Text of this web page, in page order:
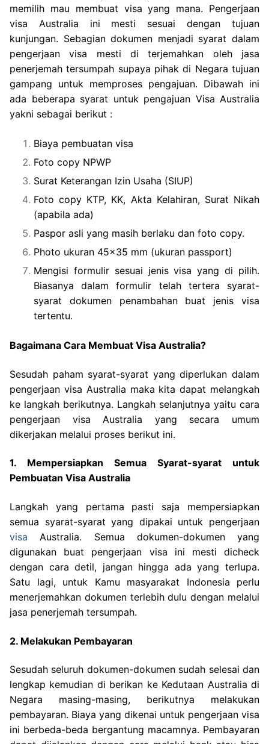
memilih mau membuat visa yang mana. Pengerjaan
visa Australia ini mesti sesuai dengan tujuan
kunjungan. Sebagian dokumen menjadi syarat dalam
pengerjaan visa mesti di terjemahkan oleh jasa
penerjemah tersumpah supaya pihak di Negara tujuan
gampang untuk memproses pengajuan. Dibawah ini
ada beberapa syarat untuk pengajuan Visa Australia
yakni sebagai berikut :
Biaya pembuatan visa
Foto copy NPWP
Surat Keterangan Izin Usaha (SIUP)
Foto copy KTP, KK, Akta Kelahiran, Surat Nikah
(apabila ada)
Paspor asli yang masih berlaku dan foto copy.
Photo ukuran 45×35 mm (ukuran passport)
Mengisi formulir sesuai jenis visa yang di pilih.
Biasanya dalam formulir telah tertera syarat-
syarat dokumen penambahan buat jenis visa
tertentu.
Bagaimana Cara Membuat Visa Australia?
Sesudah paham syarat-syarat yang diperlukan dalam
pengerjaan visa Australia maka kita dapat melangkah
ke langkah berikutnya. Langkah selanjutnya yaitu cara
pengerjaan visa Australia yang secara umum
dikerjakan melalui proses berikut ini.
1. Mempersiapkan Semua Syarat-syarat untuk
Pembuatan Visa Australia
Langkah yang pertama pasti saja mempersiapkan
semua syarat-syarat yang dipakai untuk pengerjaan
visa Australia. Semua dokumen-dokumen yang
digunakan buat pengerjaan visa ini mesti dicheck
dengan cara detil, jangan hingga ada yang terlupa.
Satu lagi, untuk Kamu masyarakat Indonesia perlu
menerjemahkan dokumen terlebih dulu dengan melalui
jasa penerjemah tersumpah.
2. Melakukan Pembayaran
Sesudah seluruh dokumen-dokumen sudah selesai dan
lengkap kemudian di berikan ke Kedutaan Australia di
Negara masing-masing, berikutnya melakukan
pembayaran. Biaya yang dikenai untuk pengerjaan visa
ini berbeda-beda bergantung macamnya. Pembayaran